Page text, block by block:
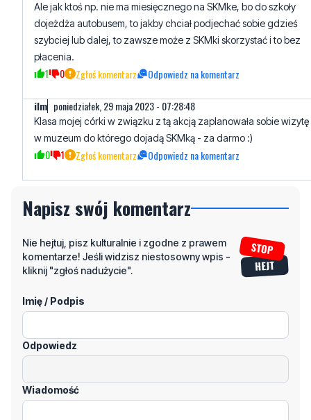
Ale jak ktoś np. nie ma miesięcznego na SKMke, bo do szkoły
dojeżdża autobusem, to jakby chciał podjechać sobie gdzieś
szybciej lub dalej, to zawsze może z SKMki skorzystać i to bez
płacenia.
1 0 Zgłoś komentarz Odpowiedz na komentarz
ilm poniedziałek, 29 maja 2023 - 07:28:48
Klasa mojej córki w związku z tą akcją zaplanowała sobie wizytę
w muzeum do którego dojadą SKMką - za darmo :)
0 1 Zgłoś komentarz Odpowiedz na komentarz
Napisz swój komentarz
Nie hejtuj, pisz kulturalnie i zgodne z prawem
komentarze! Jeśli widzisz niestosowny wpis -
kliknij "zgłoś nadużycie".
Imię / Podpis
Odpowiedz
Wiadomość